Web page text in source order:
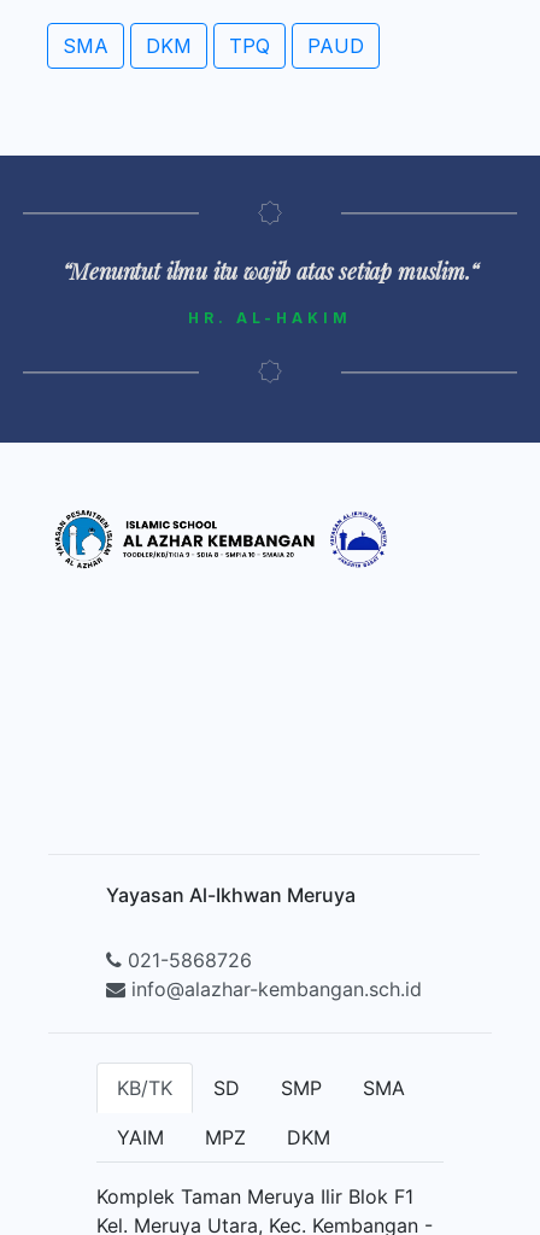
SMA DKM TPQ PAUD
“Menuntut ilmu itu wajib atas setiap muslim.“
HR. AL-HAKIM
Yayasan Al-Ikhwan Meruya
021-5868726
info@alazhar-kembangan.sch.id
KB/TK SD SMP SMA
YAIM MPZ DKM
Komplek Taman Meruya Ilir Blok F1
Kel. Meruya Utara, Kec. Kembangan -